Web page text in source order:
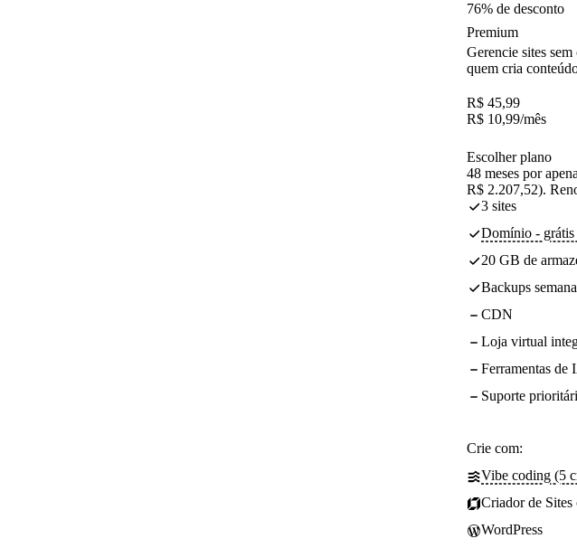
76% de desconto
Premium
Gerencie sites
quem cria
R$ 45,99
R$ 10,99/mês
Escolher plano
48 meses por
R$ 2.207,52).
3 sites
Domínio - grátis
20 GB de
Backups
CDN
Loja virtual
Ferramentas de
Suporte
Crie com:
Vibe coding (5
Criador de Sites
WordPress